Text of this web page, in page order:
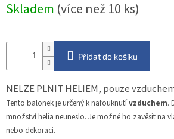
cena:
Skladem (více než 10 ks)
Přidat do košíku
NELZE PLNIT HELIEM, pouze
Tento balonek je určený k nafouknutívzduchem.
množství helia neuneslo. Je možné ho zavěsit na
nebo dekoraci.